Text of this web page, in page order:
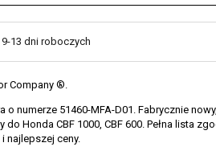
13 dni roboczych
Company ®.
o numerze 51460-MFA-D01. Fabrycznie
do Honda CBF 1000, CBF 600. Pełna lista
najlepszej ceny.